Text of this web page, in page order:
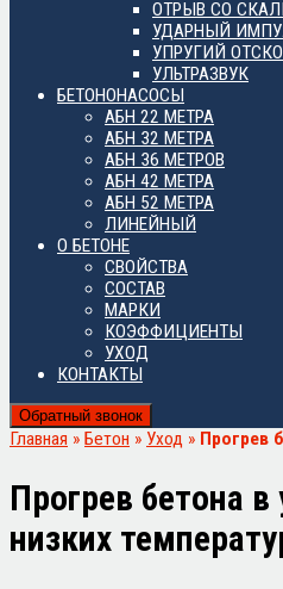
ОТРЫВ СО
УДАРНЫЙ
УПРУГИЙ
УЛЬТРАЗВУК
БЕТОНОНАСОСЫ
АБН 22 МЕТРА
АБН 32 МЕТРА
АБН 36 МЕТРОВ
АБН 42 МЕТРА
АБН 52 МЕТРА
ЛИНЕЙНЫЙ
О БЕТОНЕ
СВОЙСТВА
СОСТАВ
МАРКИ
КОЭФФИЦИЕНТЫ
УХОД
КОНТАКТЫ
Обратный звонок
Главная » Бетон » Уход » Прогрев
Прогрев бетона в
низких